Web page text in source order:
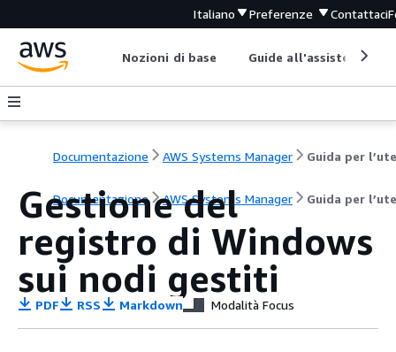
Italiano Preferenze Contattaci
Nozioni di base Guide all'assistenza
Documentazione AWS Systems Manager
Documentazione AWS Systems Manager Guida per
Gestione del
registro di Windows
sui nodi gestiti
PDF RSS Markdown Modalità Focus